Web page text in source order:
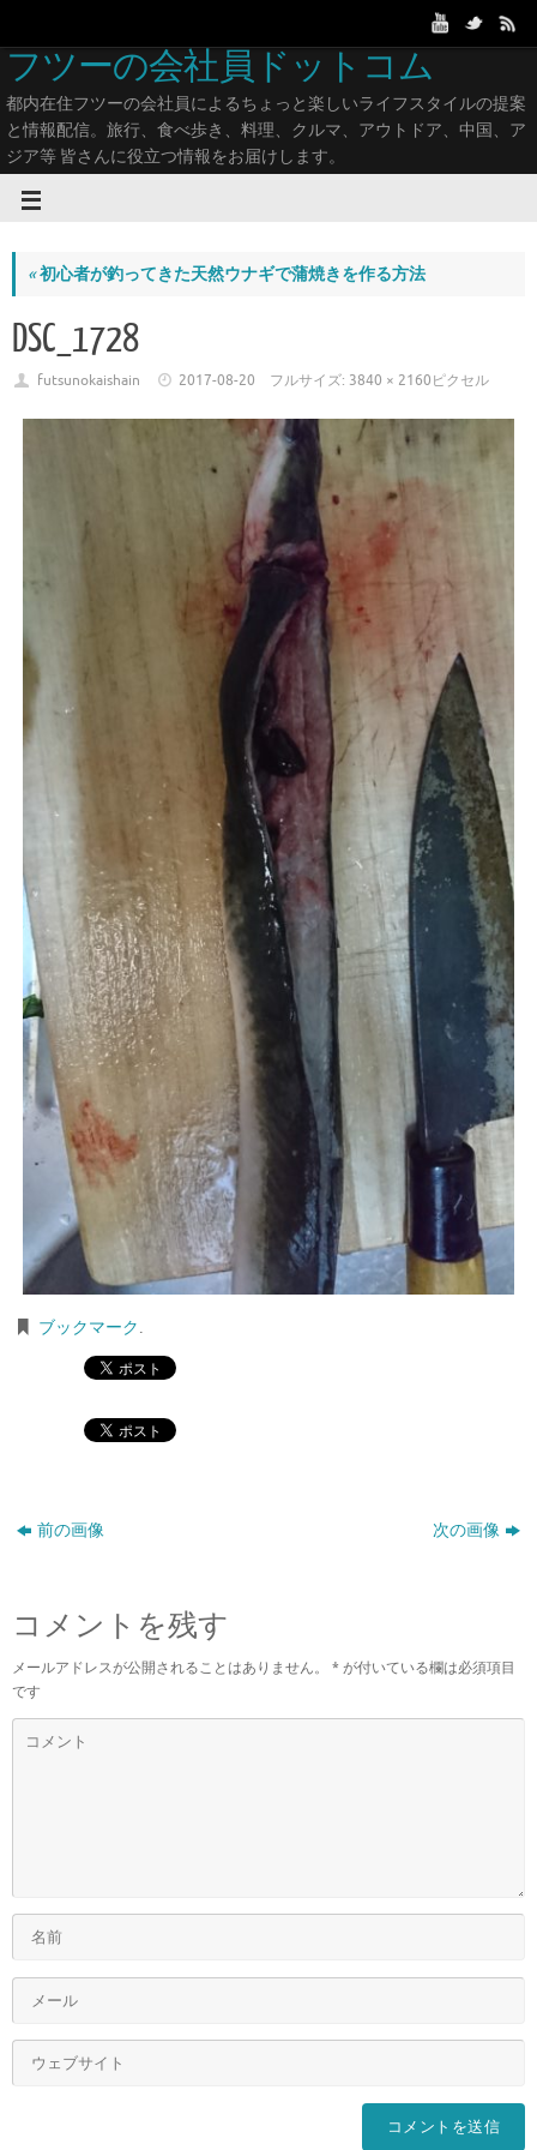
フツーの会社員ドットコム
都内在住フツーの会社員によるちょっと楽しいライフスタイルの提案
と情報配信。旅行、食べ歩き、料理、クルマ、アウトドア、中国、ア
ジア等 皆さんに役立つ情報をお届けします。
«初心者が釣ってきた天然ウナギで蒲焼きを作る方法
DSC_1728
futsunokaishain 2017-08-20 フルサイズ: 3840 × 2160ピクセル
ブックマーク.
前の画像 次の画像
コメントを残す
メールアドレスが公開されることはありません。 *が付いている欄は必須項目
です